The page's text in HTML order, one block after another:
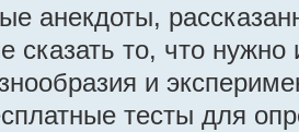
анекдоты,
то, что нужно
и
тесты для